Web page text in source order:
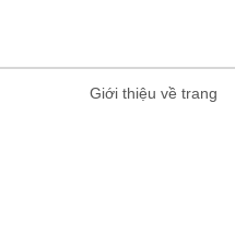
Giới thiệu về trang